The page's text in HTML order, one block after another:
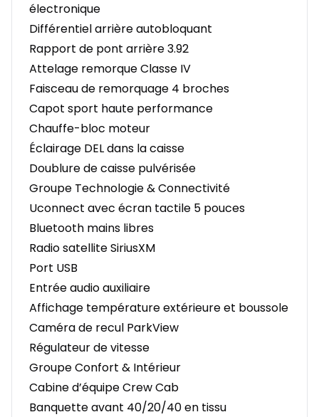
électronique
Différentiel arrière autobloquant
Rapport de pont arrière 3.92
Attelage remorque Classe IV
Faisceau de remorquage 4 broches
Capot sport haute performance
Chauffe-bloc moteur
Éclairage DEL dans la caisse
Doublure de caisse pulvérisée
Groupe Technologie & Connectivité
Uconnect avec écran tactile 5 pouces
Bluetooth mains libres
Radio satellite SiriusXM
Port USB
Entrée audio auxiliaire
Affichage température extérieure et boussole
Caméra de recul ParkView
Régulateur de vitesse
Groupe Confort & Intérieur
Cabine d’équipe Crew Cab
Banquette avant 40/20/40 en tissu